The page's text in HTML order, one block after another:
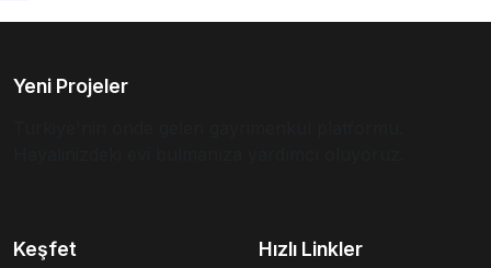
Yeni Projeler
Keşfet Hızlı Linkler